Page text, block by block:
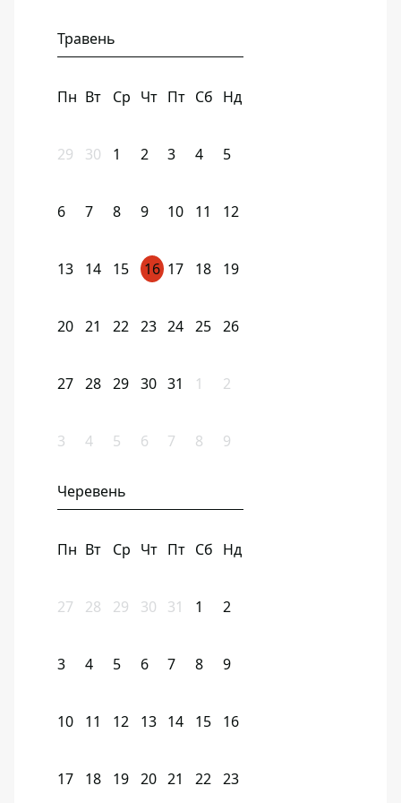
Травень
Пн Вт Ср Чт Пт Сб Нд
29 30 1 2 3 4 5
6 7 8 9 10 11 12
13 14 15 16 17 18 19
20 21 22 23 24 25 26
27 28 29 30 31 1 2
3 4 5 6 7 8 9
Черевень
Пн Вт Ср Чт Пт Сб Нд
27 28 29 30 31 1 2
3 4 5 6 7 8 9
10 11 12 13 14 15 16
17 18 19 20 21 22 23